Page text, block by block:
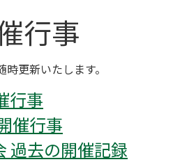
行事
更新いたします。
行事
催行事
過去の開催記録